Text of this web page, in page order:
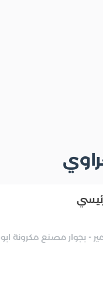
- بجوار مصنع مكرونة ابو